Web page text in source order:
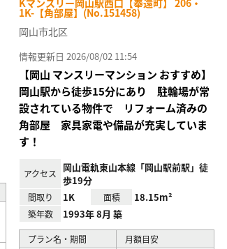
Kマンスリー岡山駅西口【奉還町】 206・
1K-【角部屋】(No.151458)
岡山市北区
情報更新日 2026/08/02 11:54
【岡山 マンスリーマンション おすすめ】
岡山駅から徒歩15分にあり 駐輪場が常
設されている物件で リフォーム済みの
角部屋 家具家電や備品が充実していま
す！
アクセス
岡山電軌東山本線「岡山駅前駅」徒
歩19分
間取り 1K 面積 18.15m²
築年数 1993年 8月 築
プラン名・期間 月額目安